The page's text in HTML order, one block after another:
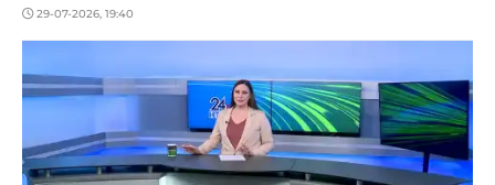
29-07-2026, 19:40